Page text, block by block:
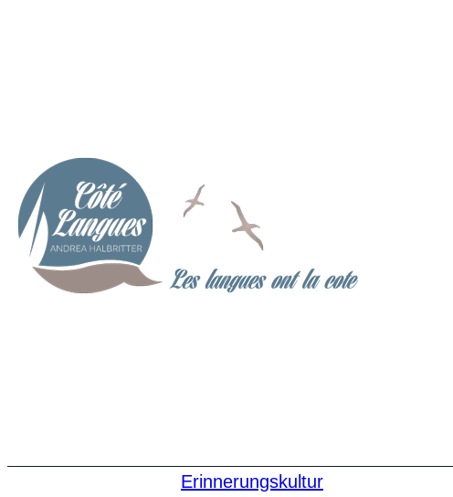
Erinnerungskultur